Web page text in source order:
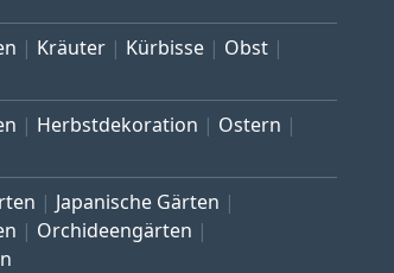
Kräuter Kürbisse
Obst
Herbstdekoration
Ostern
Japanische Gärten
Orchideengärten